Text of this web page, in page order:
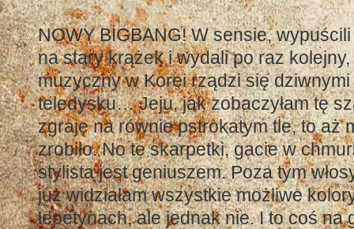
NOWY BIGBANG! W sensie,
na stary krążek i wydali po raz
muzyczny w Korei rządzi się dziwnymi
teledysku… Jeju, jak zobaczyłam tę
zgraję na równie pstrokatym tle, to aż
zrobiło. No te skarpetki, gacie w
stylista jest geniuszem. Poza tym
już widziałam wszystkie możliwe
łepetynach, ale jednak nie. I to coś na